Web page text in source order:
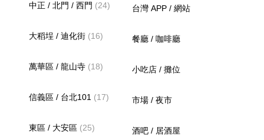
中正 / 北門 / 西門 (24)
大稻埕 / 迪化街 (16)
萬華區 / 龍山寺 (18)
信義區 / 台北101 (17)
東區 / 大安區 (25)
台灣 APP / 網站
餐廳 / 咖啡廳
小吃店 / 攤位
市場 / 夜市
酒吧 / 居酒屋